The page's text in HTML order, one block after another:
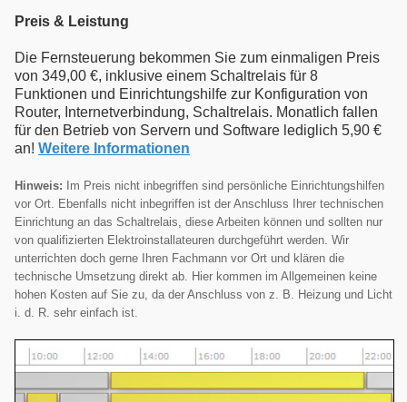
Preis & Leistung
Die Fernsteuerung bekommen Sie zum einmaligen Preis
von 349,00 €, inklusive einem Schaltrelais für 8
Funktionen und Einrichtungshilfe zur Konfiguration von
Router, Internetverbindung, Schaltrelais. Monatlich fallen
für den Betrieb von Servern und Software lediglich 5,90 €
an! Weitere Informationen
Hinweis: Im Preis nicht inbegriffen sind persönliche Einrichtungshilfen
vor Ort. Ebenfalls nicht inbegriffen ist der Anschluss Ihrer technischen
Einrichtung an das Schaltrelais, diese Arbeiten können und sollten nur
von qualifizierten Elektroinstallateuren durchgeführt werden. Wir
unterrichten doch gerne Ihren Fachmann vor Ort und klären die
technische Umsetzung direkt ab. Hier kommen im Allgemeinen keine
hohen Kosten auf Sie zu, da der Anschluss von z. B. Heizung und Licht
i. d. R. sehr einfach ist.